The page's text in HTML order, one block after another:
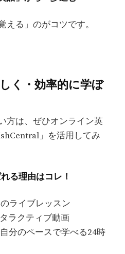
える」のがコツです。
く・効率的に学ぼ
方は、ぜひオンライン英
」を活用してみ
る理由はコレ！
ライブレッスン
ラクティブ動画
分のペースで学べる24時